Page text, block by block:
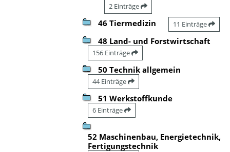
2 Einträge
46 Tiermedizin 11 Einträge
48 Land- und Forstwirtschaft
156 Einträge
50 Technik allgemein
44 Einträge
51 Werkstoffkunde
6 Einträge
52 Maschinenbau, Energietechnik,
Fertigungstechnik